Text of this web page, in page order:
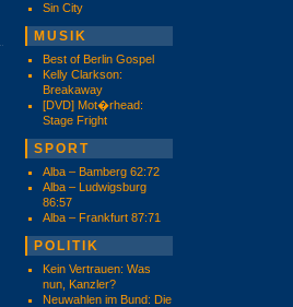
Sin City
MUSIK
Best of Berlin Gospel
Kelly Clarkson:
Breakaway
[DVD] Mot�rhead:
Stage Fright
SPORT
Alba – Bamberg 62:72
Alba – Ludwigsburg
86:57
Alba – Frankfurt 87:71
POLITIK
Kein Vertrauen: Was
nun, Kanzler?
Neuwahlen im Bund: Die